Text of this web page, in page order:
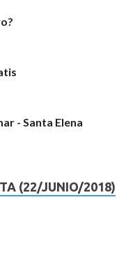
- Santa Elena
(22/JUNIO/2018)